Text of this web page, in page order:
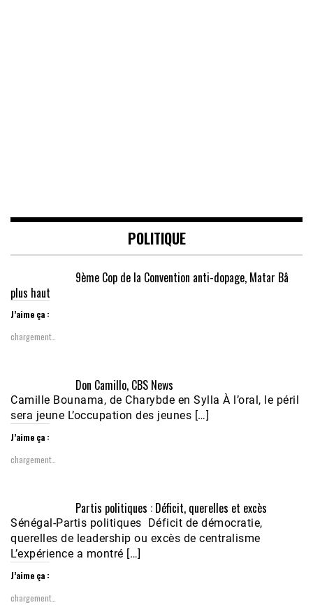
POLITIQUE
9ème Cop de la Convention anti-dopage, Matar Bâ
plus haut
J’aime ça :
chargement…
Don Camillo, CBS News
Camille Bounama, de Charybde en Sylla À l’oral, le péril
sera jeune L’occupation des jeunes […]
J’aime ça :
chargement…
Partis politiques : Déficit, querelles et excès
Sénégal-Partis politiques Déficit de démocratie,
querelles de leadership ou excès de centralisme
L’expérience a montré […]
J’aime ça :
chargement…